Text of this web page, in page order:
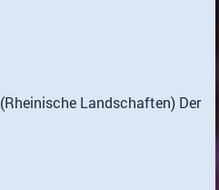
(Rheinische Landschaften) Der